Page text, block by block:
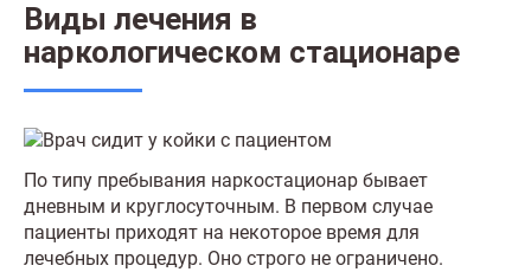
Виды лечения в
наркологическом стационаре
По типу пребывания наркостационар бывает
дневным и круглосуточным. В первом случае
пациенты приходят на некоторое время для
лечебных процедур. Оно строго не ограничено.